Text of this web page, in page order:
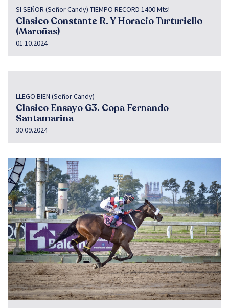
SI SEÑOR (Señor Candy) TIEMPO RECORD 1400 Mts!
Clasico Constante R. Y Horacio Turturiello
(Maroñas)
01.10.2024
LLEGO BIEN (Señor Candy)
Clasico Ensayo G3. Copa Fernando
Santamarina
30.09.2024